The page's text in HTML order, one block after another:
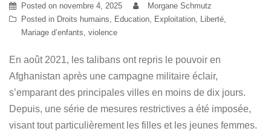
Posted on novembre 4, 2025
Morgane Schmutz
Posted in Droits humains Education Exploitation Liberté
Mariage d’enfants violence
En août 2021, les talibans ont repris le pouvoir en
Afghanistan après une campagne militaire éclair,
s’emparant des principales villes en moins de dix jours.
Depuis, une série de mesures restrictives a été imposée,
visant tout particulièrement les filles et les jeunes femmes.